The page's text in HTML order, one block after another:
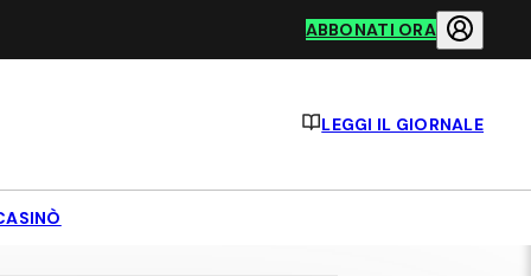
ABBONATI ORA
LEGGI IL GIORNALE